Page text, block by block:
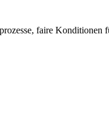
faire Konditionen